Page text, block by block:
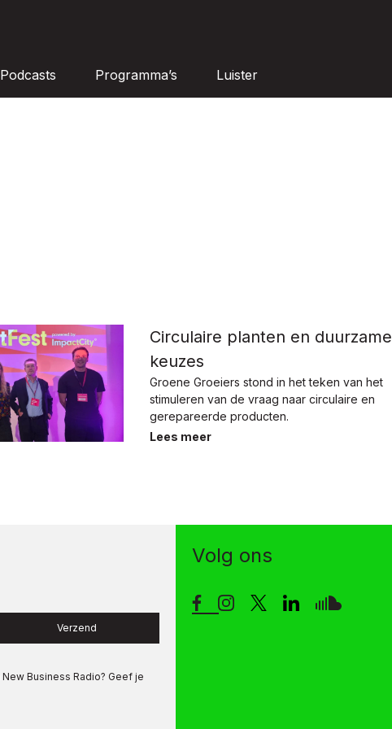
Podcasts Programma’s Luister
Circulaire planten en duurzame
keuzes
Groene Groeiers stond in het teken van het
stimuleren van de vraag naar circulaire en
gerepareerde producten.
Lees meer
Verzend
New Business Radio? Geef je
Volg ons